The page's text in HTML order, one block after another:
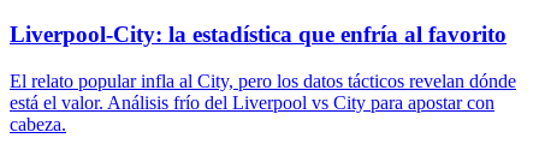
Liverpool-City: la estadística que enfría al favorito
El relato popular infla al City, pero los datos tácticos revelan dónde
está el valor. Análisis frío del Liverpool vs City para apostar con
cabeza.